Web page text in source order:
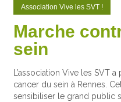
Association Vive les SVT !
Marche
sein
L’association Vive les SVT
cancer du sein à Rennes.
sensibiliser le grand public